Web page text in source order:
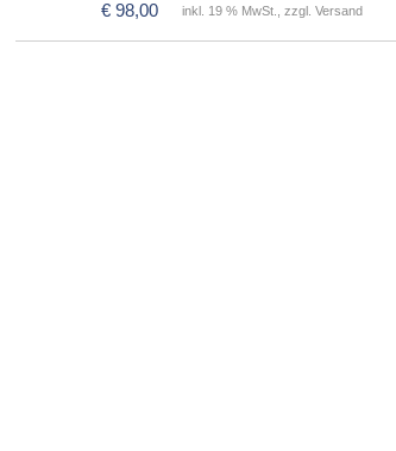
€ 98,00 inkl. 19 % MwSt., zzgl. Versand